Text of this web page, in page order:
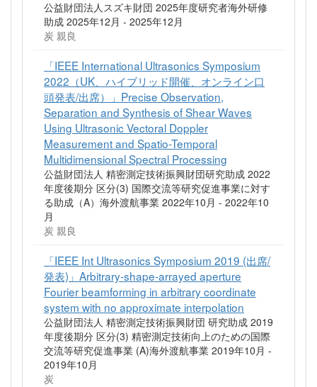
公益財団法人スズキ財団 2025年度研究者海外研修
助成 2025年12月 - 2025年12月
炭 親良
「IEEE International Ultrasonics Symposium
2022（UK、ハイブリッド開催、オンライン口
頭発表/出席）」Precise Observation,
Separation and Synthesis of Shear Waves
Using Ultrasonic Vectoral Doppler
Measurement and Spatio-Temporal
Multidimensional Spectral Processing
公益財団法人 精密測定技術振興財団研究助成 2022
年度後期分 区分(3) 国際交流等研究促進事業に対す
る助成（A）海外渡航事業 2022年10月 - 2022年10
月
炭 親良
「IEEE Int Ultrasonics Symposium 2019 (出席/
発表)」Arbitrary-shape-arrayed aperture
Fourier beamforming in arbitrary coordinate
system with no approximate interpolation
公益財団法人 精密測定技術振興財団 研究助成 2019
年度後期分 区分(3) 精密測定技術向上のための国際
交流等研究促進事業 (A)海外渡航事業 2019年10月 -
2019年10月
炭